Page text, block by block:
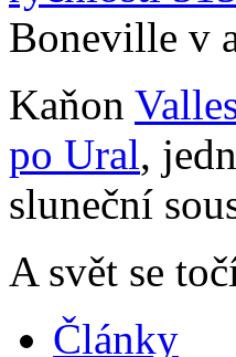
Boneville v
Kaňon
po Ural,
sluneční
A svět se
Články